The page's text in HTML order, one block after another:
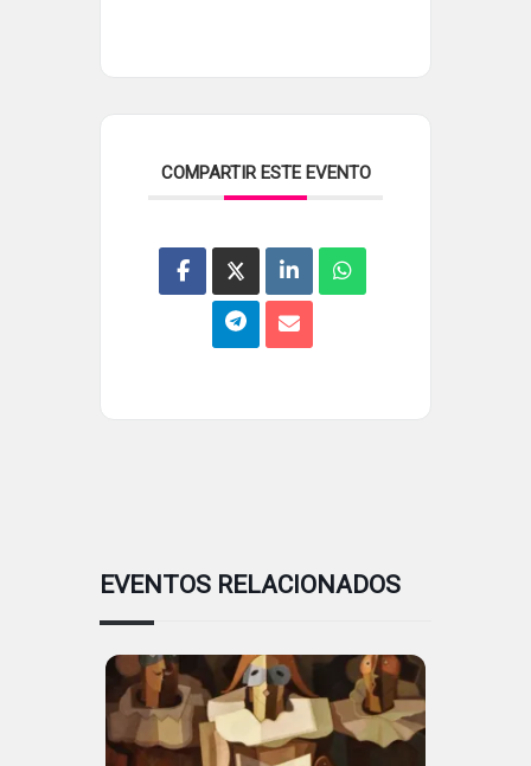
COMPARTIR ESTE EVENTO
EVENTOS RELACIONADOS